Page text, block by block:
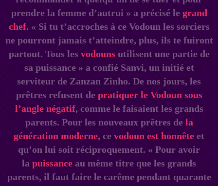
prendre la femme d’autrui » a précisé le grand
chef. « Si tu t’accroches à ce Vodoun les sorciers
ne pourront jamais t’atteindre, plus, ils te fuiront
partout. Tous les vodouns utilisent une partie de
sa puissance » a confié Sanvi, un initié et
serviteur de Zanzan Zinho. De nos jours, les
prêtres refusent de pratiquer le Vodoun sous
l’angle négatif, comme le faisaient les grands
parents. Pour les nouveaux prêtres dela
génération moderne, ce vodoun est honnête et
qu’on lui soit réciproquement. « Pour avoir
la puissance au même titre que les grands
parents, il faut faire le carême pendant quarante